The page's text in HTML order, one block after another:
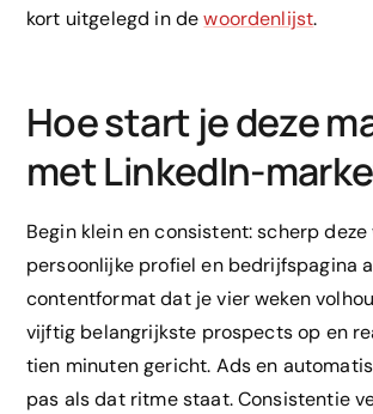
kort uitgelegd in dewoordenlijst.
Hoe start je deze
met LinkedIn-
Begin klein en consistent: scherp deze
persoonlijke profiel en bedrijfspagina
contentformat dat je vier weken
vijftig belangrijkste prospects op en
tien minuten gericht. Ads en
pas als dat ritme staat. Consistentie